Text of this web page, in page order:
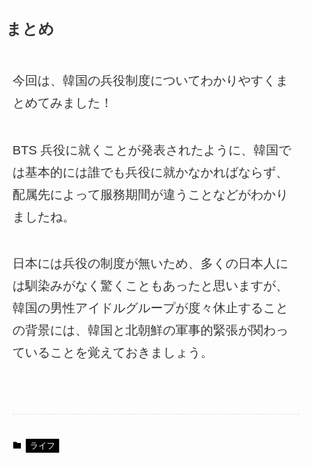
まとめ
今回は、韓国の兵役制度についてわかりやすくま
とめてみました！
BTS 兵役に就くことが発表されたように、韓国で
は基本的には誰でも兵役に就かなかればならず、
配属先によって服務期間が違うことなどがわかり
ましたね。
日本には兵役の制度が無いため、多くの日本人に
は馴染みがなく驚くこともあったと思いますが、
韓国の男性アイドルグループが度々休止すること
の背景には、韓国と北朝鮮の軍事的緊張が関わっ
ていることを覚えておきましょう。
ライフ